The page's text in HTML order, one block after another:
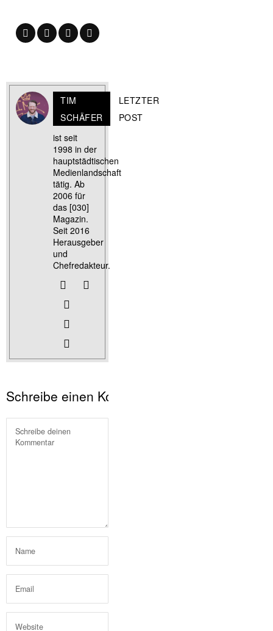
TIM
SCHÄFER
LETZTER
POST
ist seit
1998 in der
hauptstädtischen
Medienlandschaft
tätig. Ab
2006 für
das [030]
Magazin.
Seit 2016
Herausgeber
und
Chefredakteur.
Schreibe einen Kommentar